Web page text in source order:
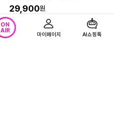
29,900원
무료배송
ON
AIR
마이페이지 AI쇼핑톡